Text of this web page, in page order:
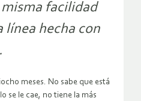
facilidad
línea hecha con
meses. No sabe que está
se le cae, no tiene la más